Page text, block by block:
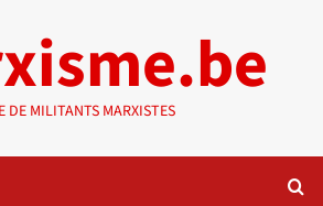
DE MILITANTS MARXISTES